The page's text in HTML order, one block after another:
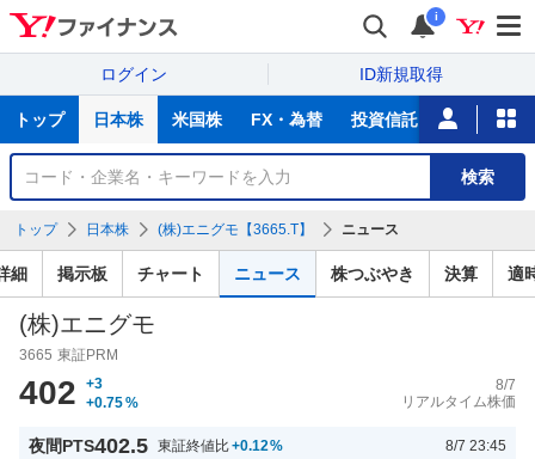
i
ログイン ID新規取得
サ
トップ 日本株 米国株 FX・為替 投資信託 ニュース
銘
検
索
検索
トップ 日本株 (株)エニグモ【3665.T】 ニュース
細 掲示板 チャート ニュース 株つぶやき 決算 適
(株)エニグモ
3665 東証PRM
402
+3
+0.75%
8/7
リアルタイム株価
夜間PTS402.5 東証終値比+0.12% 8/7 23:45